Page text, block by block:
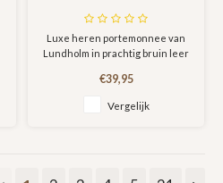
portemonnee met
RFID bescherming -
bruin
Luxe heren portemonnee van
Lundholm in prachtig bruin leer
€39,95
Vergelijk